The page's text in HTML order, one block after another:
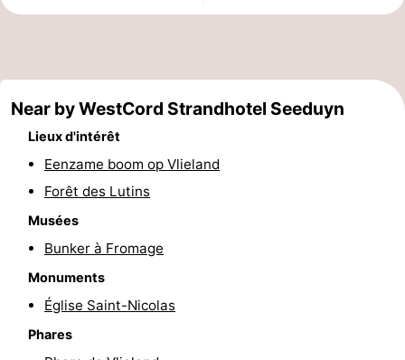
vélo
Randonnée
Équitation
Sportive
Equitation
sur
des
Boire
Near by WestCord Strandhotel Seeduyn
Lieux d'intérêt
Eenzame boom op Vlieland
Forêt des Lutins
Musées
Bunker à Fromage
Monuments
Église Saint-Nicolas
Phares